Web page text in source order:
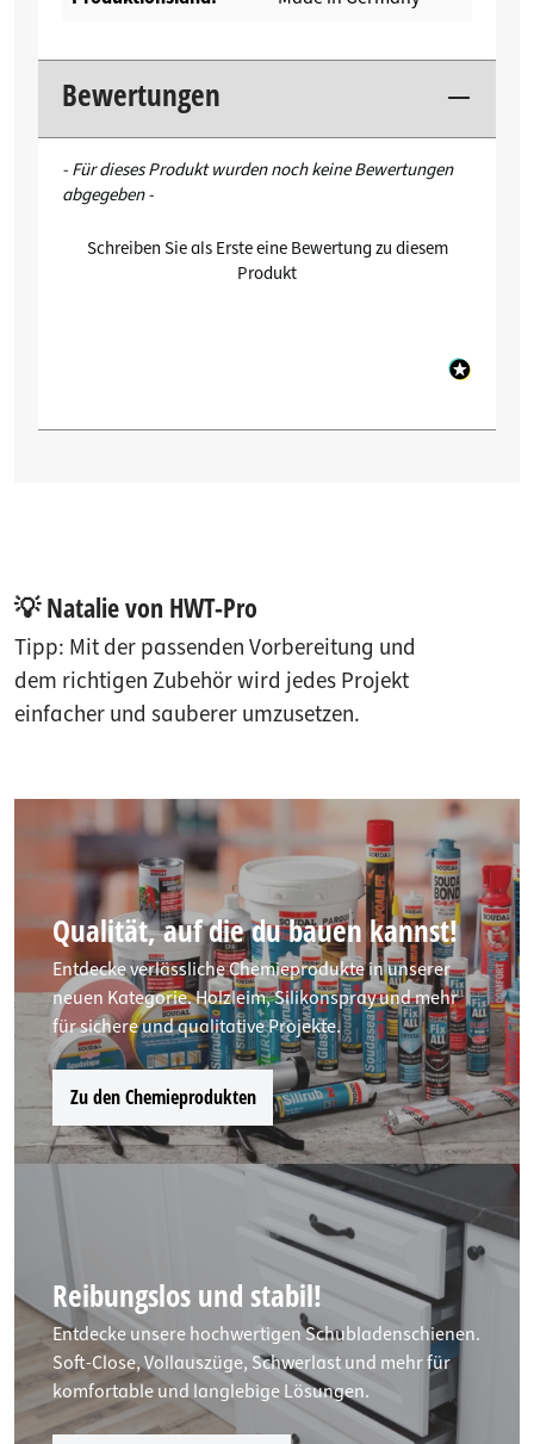
Bewertungen
- Für dieses Produkt wurden noch keine Bewertungen
abgegeben -
Schreiben Sie als Erste eine Bewertung zu diesem
Produkt
New content loaded
💡 Natalie von HWT-Pro
Tipp: Mit der passenden Vorbereitung und
dem richtigen Zubehör wird jedes Projekt
einfacher und sauberer umzusetzen.
Qualität, auf die du bauen kannst!
Entdecke verlässliche Chemieprodukte in unserer
neuen Kategorie. Holzleim, Silikonspray und mehr
für sichere und qualitative Projekte.
Zu den Chemieprodukten
Reibungslos und stabil!
Entdecke unsere hochwertigen Schubladenschienen.
Soft-Close, Vollauszüge, Schwerlast und mehr für
komfortable und langlebige Lösungen.